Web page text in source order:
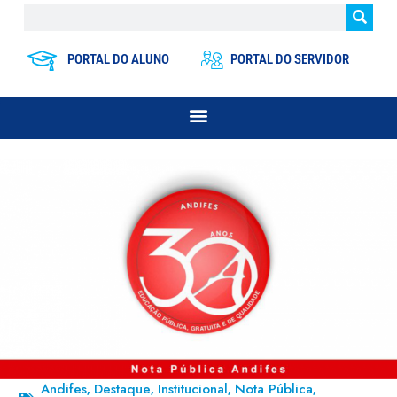
PORTAL DO ALUNO PORTAL DO SERVIDOR
Andifes, Destaque, Institucional, Nota Pública,